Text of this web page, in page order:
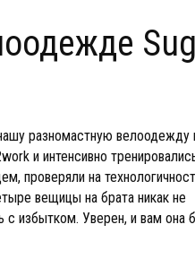
разномастную велоодежду
и интенсивно
проверяли на
вещицы на брата никак не
избытком. Уверен, и вам она